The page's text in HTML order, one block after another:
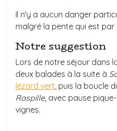
Il n'y a aucun danger
malgré la pente qui est
Notre suggestion
Lors de notre séjour dans
deux balades à la suite à
lézard vert , puis la boucle
Raspille, avec pause
vignes.